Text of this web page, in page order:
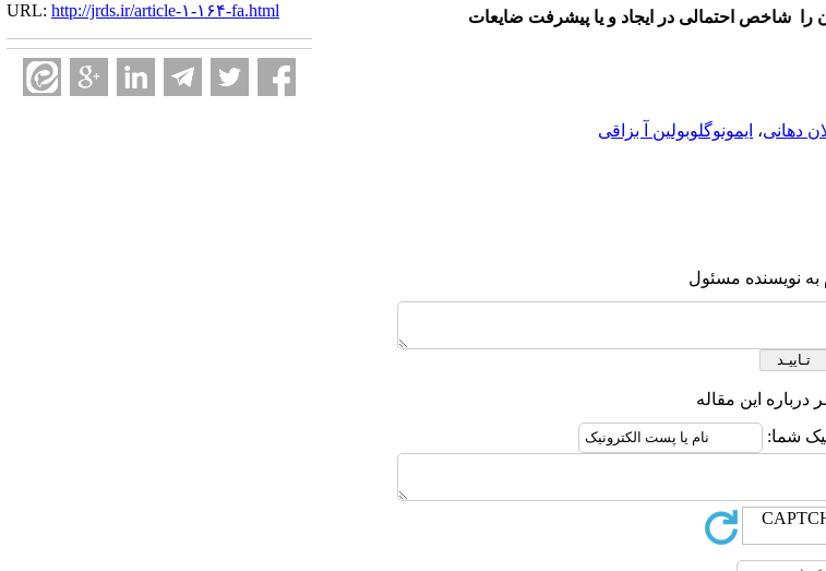
شاخص احتمالی در ایجاد و یا پیشرفت ضایعات
دهانی، ایمونوگلوبولین آ بزاقی
به نویسنده مسئول
درباره این مقاله
شما:
URL: http://jrds.ir/article-۱-۱۶۴-fa.html